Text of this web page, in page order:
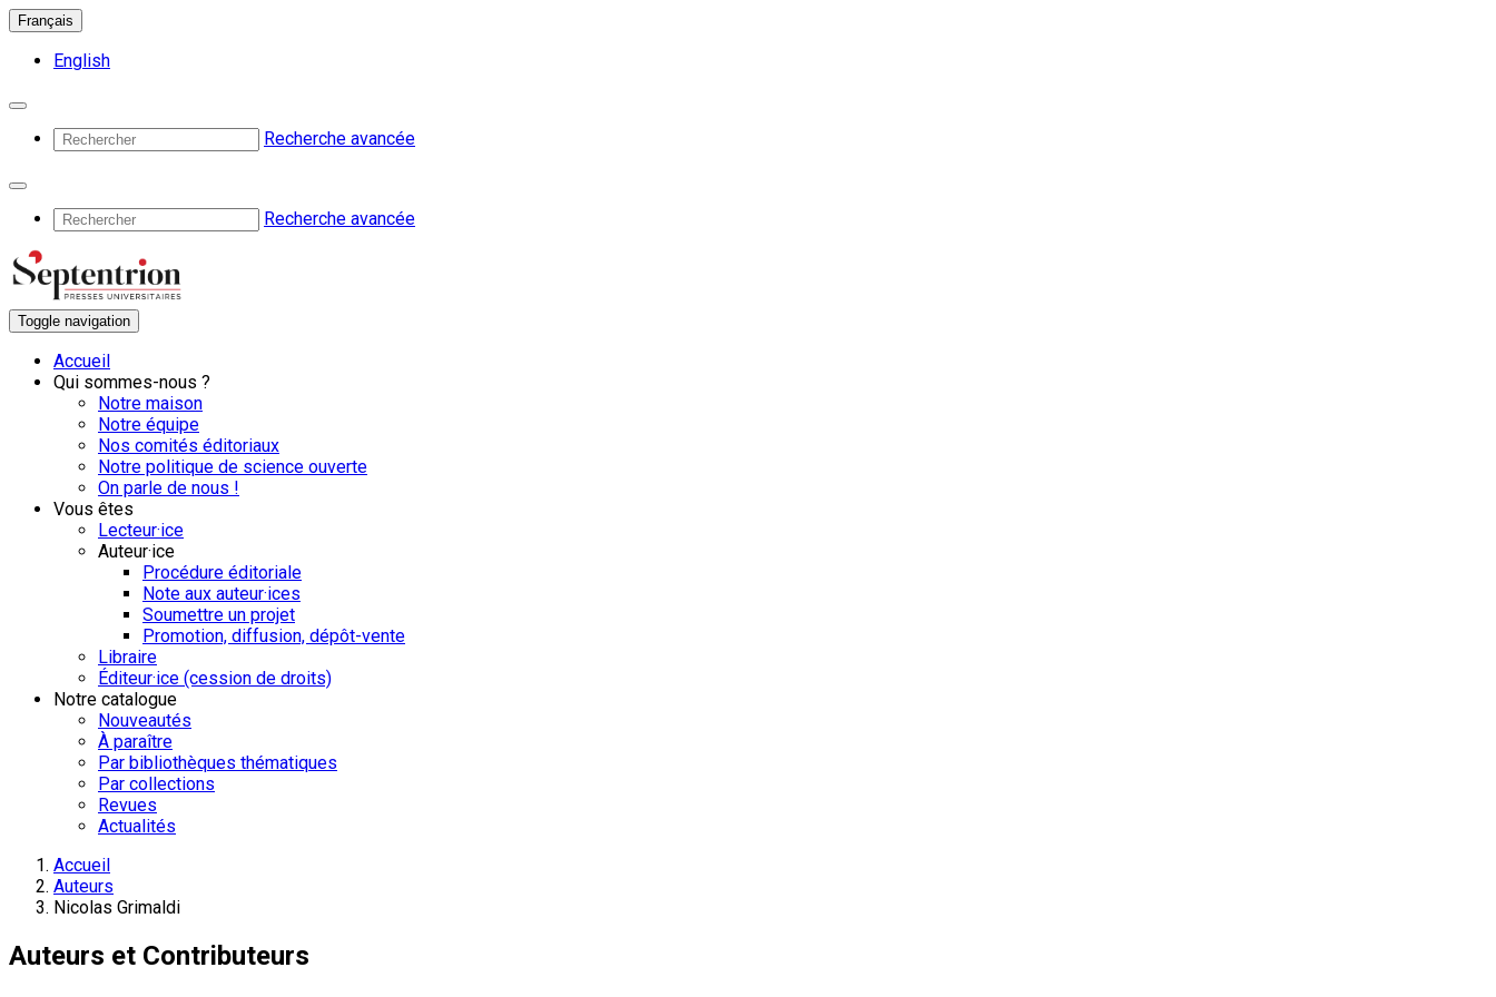
Français
English
Recherche avancée
Recherche avancée
Toggle navigation
Accueil
Qui sommes-nous ?
Notre maison
Notre équipe
Nos comités éditoriaux
Notre politique de science ouverte
On parle de nous !
Vous êtes
Lecteur·ice
Auteur·ice
Procédure éditoriale
Note aux auteur·ices
Soumettre un projet
Promotion, diffusion, dépôt-vente
Libraire
Éditeur·ice (cession de droits)
Notre catalogue
Nouveautés
À paraître
Par bibliothèques thématiques
Par collections
Revues
Actualités
Accueil
Auteurs
Nicolas Grimaldi
Auteurs et Contributeurs